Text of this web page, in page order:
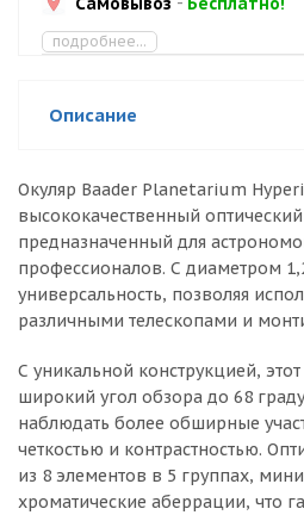
подробнее...
Описание
Окуляр Baader Planetarium
высококачественный
предназначенный для
профессионалов. С диаметром
универсальность, позволяя
различными телескопами и
С уникальной конструкцией,
широкий угол обзора до 68
наблюдать более обширные
четкостью и контрастностью.
из 8 элементов в 5 группах,
хроматические аберрации, что